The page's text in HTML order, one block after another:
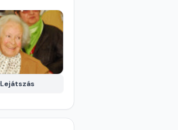
Lejátszás